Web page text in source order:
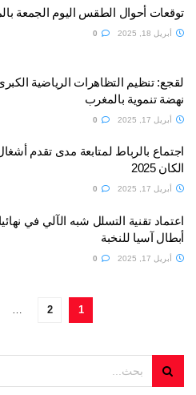
توقعات أحوال الطقس اليوم الجمعة
أبريل 18, 2025
لقجع: تنظيم التظاهرات الرياضية
نهضة تنموية بالمغرب
أبريل 17, 2025
اجتماع بالرباط لمتابعة مدى تقدم
الكان 2025
أبريل 17, 2025
اعتماد تقنية التسلل شبه الآلي في
أبطال آسيا للنخبة
أبريل 17, 2025
1
2
…